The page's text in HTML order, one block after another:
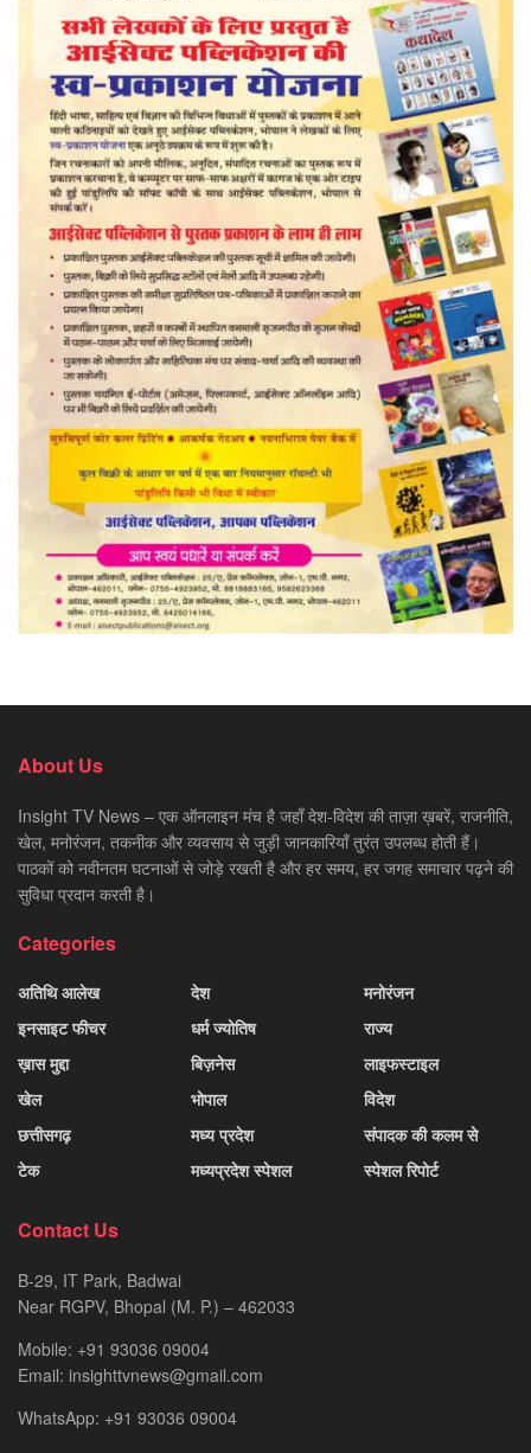
About Us
Insight TV News – एक ऑनलाइन मंच है जहाँ देश-विदेश की ताज़ा ख़बरें, राजनीति,
खेल, मनोरंजन, तकनीक और व्यवसाय से जुड़ी जानकारियाँ तुरंत उपलब्ध होती हैं।
पाठकों को नवीनतम घटनाओं से जोड़े रखती है और हर समय, हर जगह समाचार पढ़ने की
सुविधा प्रदान करती है।
Categories
अतिथि आलेख
इनसाइट फीचर
ख़ास मुद्दा
खेल
छत्तीसगढ़
टेक
देश
धर्म ज्योतिष
बिज़नेस
भोपाल
मध्य प्रदेश
मध्यप्रदेश स्पेशल
मनोरंजन
राज्य
लाइफस्टाइल
विदेश
संपादक की कलम से
स्पेशल रिपोर्ट
Contact Us
B-29, IT Park, Badwai
Near RGPV, Bhopal (M. P.) – 462033
Mobile: +91 93036 09004
Email: insighttvnews@gmail.com
WhatsApp: +91 93036 09004